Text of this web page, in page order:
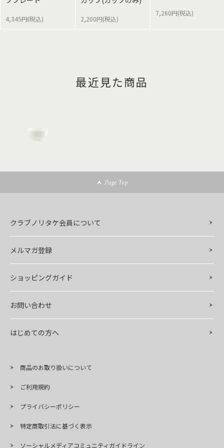
4,345円(税込) 2,200円(税込)
7,260円(税込)
最近見た商品
Page Top
クラブノリタケ会員について
メルマガ登録
ショッピングガイド
お問い合わせ
はじめての方へ
商品のお取り扱いについて
ご利用規約
プライバシーポリシー
特定商取引法に基づく表示
ソーシャルメディアコミュニティガイドライン